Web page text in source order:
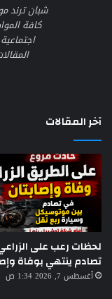
شبان ترند
كافة
آخر المقالات
لحظات رعب على
تصادم ينتهي بوفاة
أغسطس 7, 2026 1:34 ص